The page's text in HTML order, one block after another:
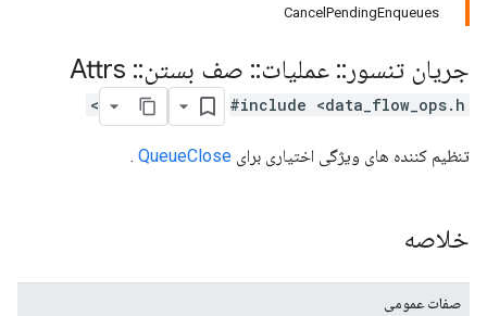
CancelPendingEnqueues
جریان تنسور :: عملیات:: صف بستن::
#include <data_flow_ops.h>
تنظیم کننده های ویژگی اختیاری برای QueueClose
.
خلاصه
صفات عمومی